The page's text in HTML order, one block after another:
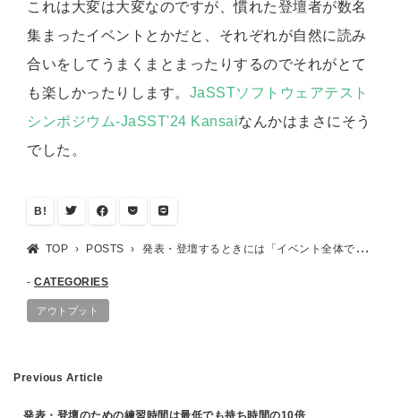
これは大変は大変なのですが、慣れた登壇者が数名
集まったイベントとかだと、それぞれが自然に読み
合いをしてうまくまとまったりするのでそれがとて
も楽しかったりします。 JaSSTソフトウェアテスト
シンポジウム-JaSST'24 Kansaiなんかはまさにそう
でした。
B!
TOP POSTS 発表・登壇するときには「イベント全体で良いものになる」ことを考える
CATEGORIES
アウトプット
Previous Article
発表・登壇のための練習時間は最低でも持ち時間の10倍